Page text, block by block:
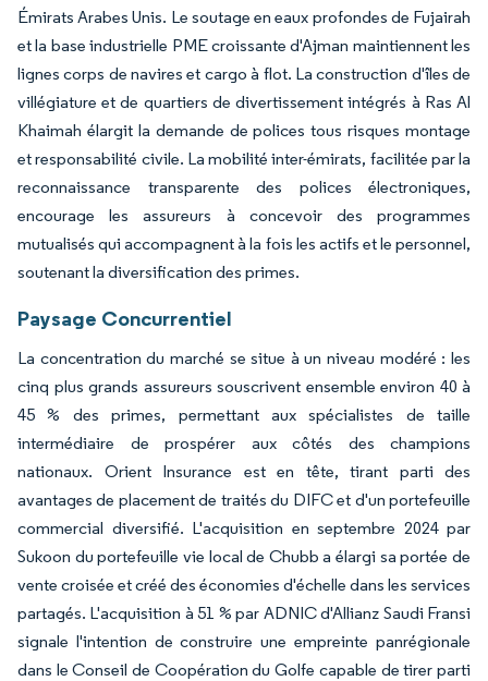
Émirats Arabes Unis. Le soutage en eaux profondes de Fujairah
et la base industrielle PME croissante d'Ajman maintiennent les
lignes corps de navires et cargo à flot. La construction d'îles de
villégiature et de quartiers de divertissement intégrés à Ras Al
Khaimah élargit la demande de polices tous risques montage
et responsabilité civile. La mobilité inter-émirats, facilitée par la
reconnaissance transparente des polices électroniques,
encourage les assureurs à concevoir des programmes
mutualisés qui accompagnent à la fois les actifs et le personnel,
soutenant la diversification des primes.
Paysage Concurrentiel
La concentration du marché se situe à un niveau modéré : les
cinq plus grands assureurs souscrivent ensemble environ 40 à
45 % des primes, permettant aux spécialistes de taille
intermédiaire de prospérer aux côtés des champions
nationaux. Orient Insurance est en tête, tirant parti des
avantages de placement de traités du DIFC et d'un portefeuille
commercial diversifié. L'acquisition en septembre 2024 par
Sukoon du portefeuille vie local de Chubb a élargi sa portée de
vente croisée et créé des économies d'échelle dans les services
partagés. L'acquisition à 51 % par ADNIC d'Allianz Saudi Fransi
signale l'intention de construire une empreinte panrégionale
dans le Conseil de Coopération du Golfe capable de tirer parti